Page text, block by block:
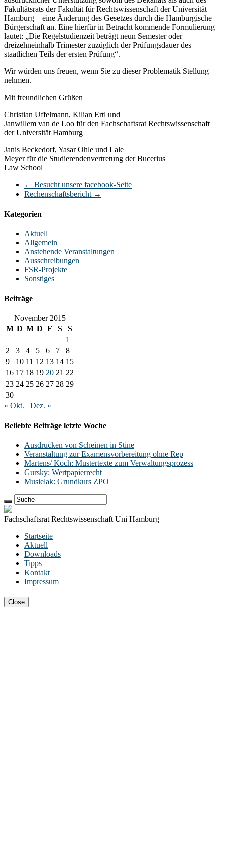
Fakultätsrats der Fakultät für Rechtswissenschaft der Universität
Hamburg – eine Änderung des Gesetzes durch die Hamburgische
Bürgerschaft an. Eine hierfür in Betracht kommende Formulierung
lautet: „Die Regelstudienzeit beträgt neun Semester oder
dreizehneinhalb Trimester zuzüglich der Prüfungsdauer des
staatlichen Teils der ersten Prüfung“.
Wir würden uns freuen, wenn Sie zu dieser Problematik Stellung
nehmen.
Mit freundlichen Grüßen
Christian Uffelmann, Kilian Ertl und
Janwillem van de Loo für den Fachschaftsrat Rechtswissenschaft
der Universität Hamburg
Janis Beckedorf, Yasar Ohle und Lale
Meyer für die Studierendenvertretung der Bucerius
Law School
← Besucht unsere facebook-Seite
Rechenschaftsbericht →
Kategorien
Aktuell
Allgemein
Anstehende Veranstaltungen
Ausschreibungen
FSR-Projekte
Sonstiges
Beiträge
November 2015
M D M D F S
S
1
2
3 4 5 6 7
8
9
10 11 12 13 14 15
16 17 18 19 20 21 22
23 24 25 26 27 28 29
30
« Okt.
Dez. »
Beliebte Beiträge letzte Woche
Ausdrucken von Scheinen in Stine
Veranstaltung zur Examensvorbereitung ohne Rep
Martens/ Koch: Mustertexte zum Verwaltungsprozess
Gursky: Wertpapierrecht
Musielak: Grundkurs ZPO
Fachschaftsrat Rechtswissenschaft Uni Hamburg
Startseite
Aktuell
Downloads
Tipps
Kontakt
Impressum
Close